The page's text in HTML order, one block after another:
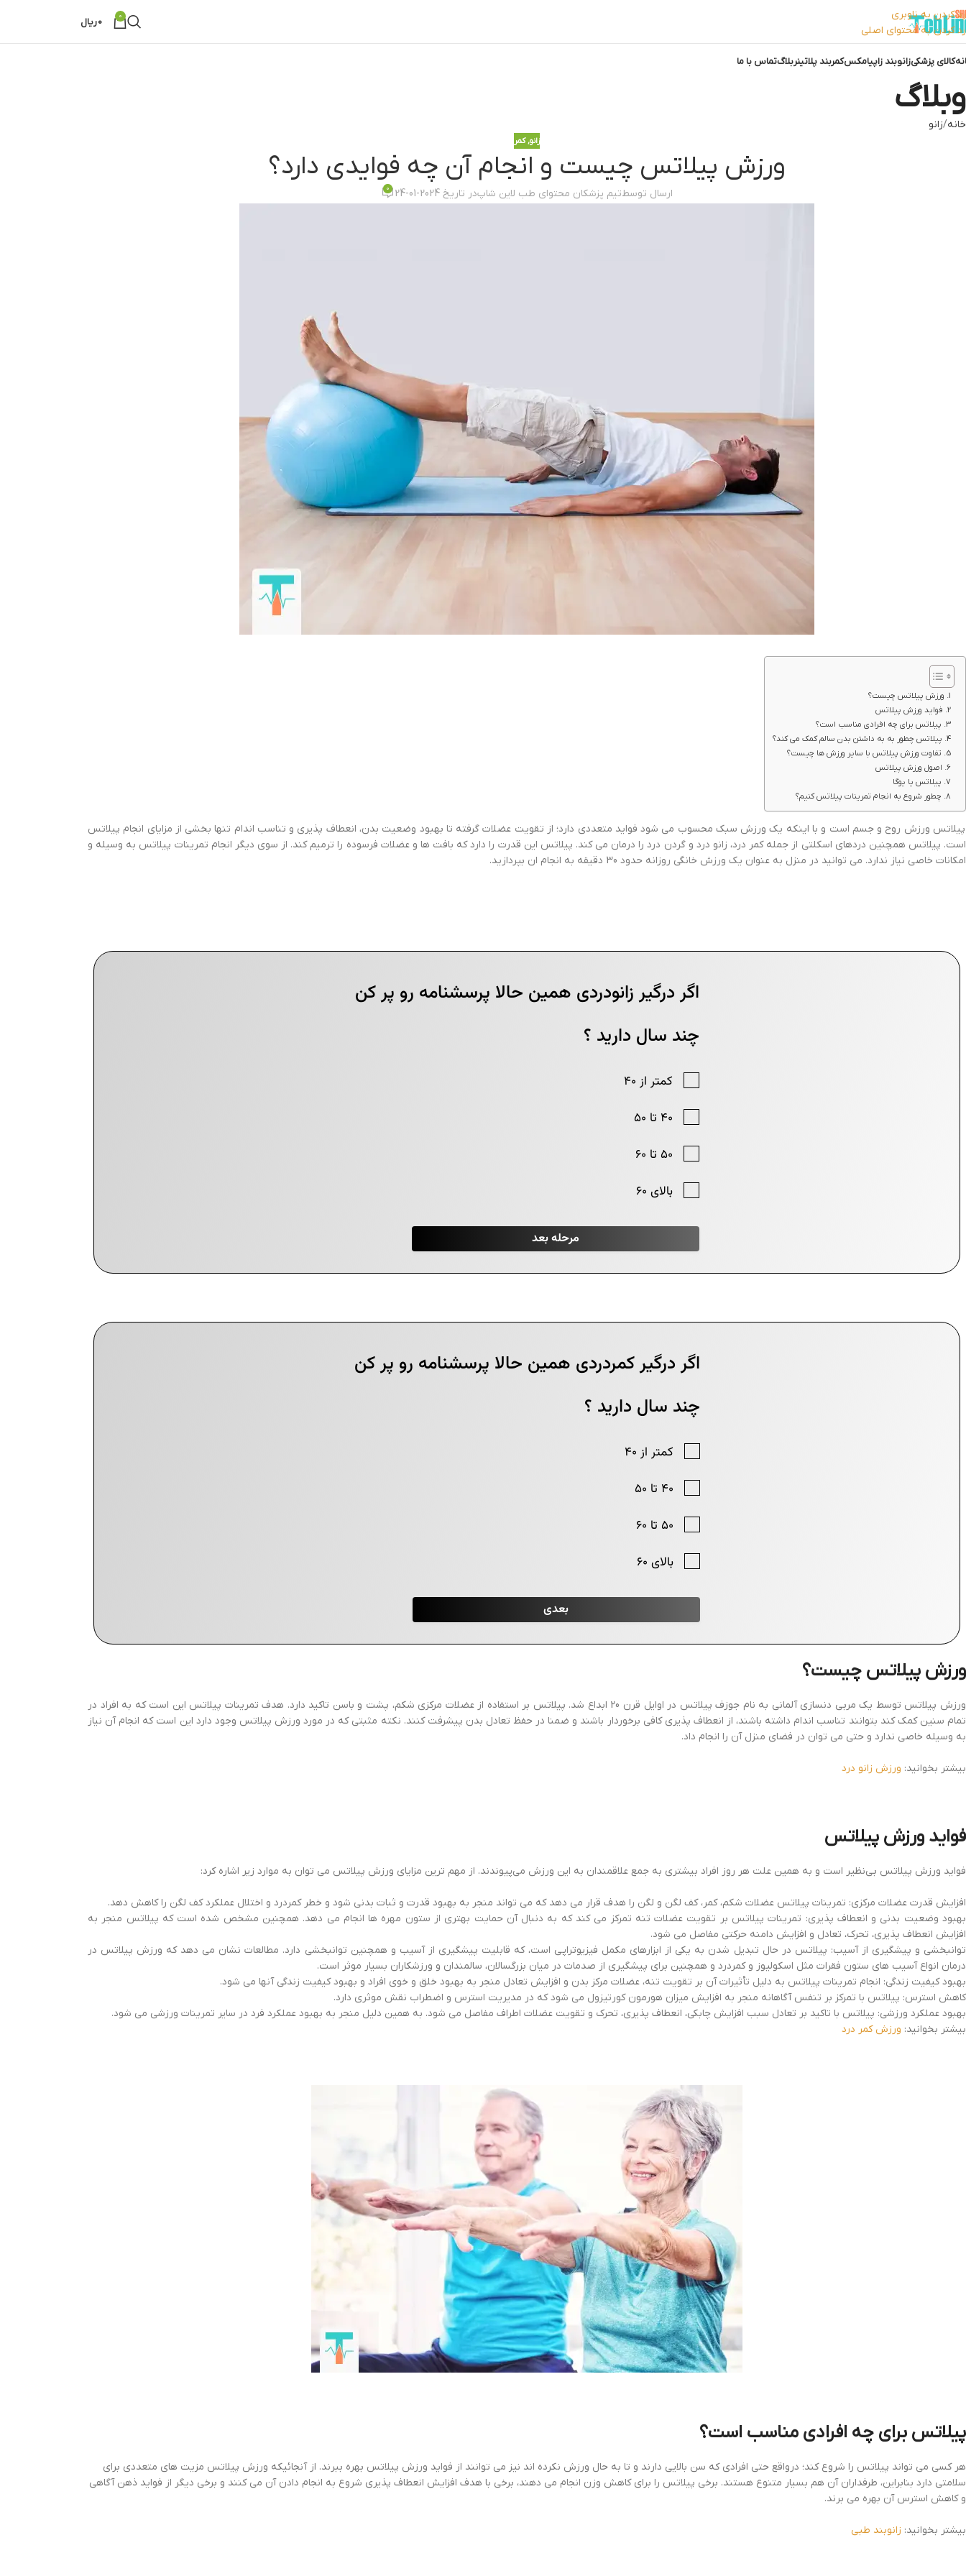
رد کردن به ناوبری
رد کردن به محتوای اصلی
0
0ریال
کالای پزشکیزانوبند زاپیامکسکمربند پلاتینربلاگتماس با ما
وبلاگ
خانه زانو
زانو,کمر
ورزش پیلاتس چیست و انجام آن چه فوایدی دارد؟
ارسال توسطتیم پزشکان محتوای طب لاین شاپدر تاریخ 2024-01-24 0
ورزش پیلاتس چیست؟
فواید ورزش پیلاتس
پیلاتس برای چه افرادی مناسب است؟
پیلاتس چطور به به داشتن بدن سالم کمک می کند؟
تفاوت ورزش پیلاتس با سایر ورزش ها چیست؟
اصول ورزش پیلاتس
پیلاتس یا یوگا
چطور شروع به انجام تمرینات پیلاتس کنیم؟
پیلاتس ورزش روح و جسم است و با اینکه یک ورزش سبک محسوب می شود فواید متعددی دارد؛ از تقویت عضلات گرفته تا بهبود وضعیت بدن، انعطاف پذیری و تناسب اندام تنها بخشی از مزایای انجام پیلاتس
است. پیلاتس همچنین دردهای اسکلتی از جمله کمر درد، زانو درد و گردن درد را درمان می کند. پیلاتس این قدرت را دارد که بافت ها و عضلات فرسوده را ترمیم کند. از سوی دیگر انجام تمرینات پیلاتس به وسیله و
امکانات خاصی نیاز ندارد. می توانید در منزل به عنوان یک ورزش خانگی روزانه حدود 30 دقیقه به انجام ان بپردازید.
ورزش پیلاتس چیست؟
ورزش پیلاتس توسط یک مربی دنسازی آلمانی به نام جوزف پیلاتس در اوایل قرن 20 ابداع شد. پیلاتس بر استفاده از عضلات مرکزی شکم، پشت و باسن تاکید دارد. هدف تمرینات پیلاتس این است که به افراد در
تمام سنین کمک کند بتوانند تناسب اندام داشته باشند، از انعطاف پذیری کافی برخوردار باشند و ضمنا در حفظ تعادل بدن پیشرفت کنند. نکته مثبتی که در مورد ورزش پیلاتس وجود دارد این است که انجام آن نیاز
به وسیله خاصی ندارد و حتی می توان در فضای منزل آن را انجام داد.
بیشتر بخوانید: ورزش زانو درد
فواید ورزش پیلاتس
فواید ورزش پیلاتس بی‌نظیر است و به همین علت هر روز افراد بیشتری به جمع علاقمندان به این ورزش می‌پیوندند. از مهم ترین مزایای ورزش پیلاتس می توان به موارد زیر اشاره کرد:
افزایش قدرت عضلات مرکزی: تمرینات پیلاتس عضلات شکم، کمر، کف لگن و لگن را هدف قرار می دهد که می تواند منجر به بهبود قدرت و ثبات بدنی شود و خطر کمردرد و اختلال عملکرد کف لگن را کاهش دهد.
بهبود وضعیت بدنی و انعطاف پذیری: تمرینات پیلاتس بر تقویت عضلات تنه تمرکز می کند که به دنبال آن حمایت بهتری از ستون مهره ها انجام می دهد. همچنین مشخص شده است که پیلاتس منجر به
افزایش انعطاف پذیری، تحرک، تعادل و افزایش دامنه حرکتی مفاصل می شود.
توانبخشی و پیشگیری از آسیب: پیلاتس در حال تبدیل شدن به یکی از ابزارهای مکمل فیزیوتراپی است، که قابلیت پیشگیری از آسیب و همچنین توانبخشی دارد. مطالعات نشان می دهد که ورزش پیلاتس در
درمان انواع آسیب های ستون فقرات مثل اسکولیوز و کمردرد و همچنین برای پیشگیری از صدمات در میان بزرگسالان، سالمندان و ورزشکاران بسیار موثر است.
بهبود کیفیت زندگی: انجام تمرینات پیلاتس به دلیل تأثیرات آن بر تقویت تنه، عضلات مرکز بدن و افزایش تعادل منجر به بهبود خلق و خوی افراد و بهبود کیفیت زندگی آنها می شود.
کاهش استرس: پیلاتس با تمرکز بر تنفس آگاهانه منجر به افزایش میزان هورمون کورتیزول می شود که در مدیریت استرس و اضطراب نقش موثری دارد.
بهبود عملکرد ورزشی: پیلاتس با تاکید بر تعادل سبب افزایش چابکی، انعطاف پذیری، تحرک و تقویت عضلات اطراف مفاصل می شود. به همین دلیل منجر به بهبود عملکرد فرد در سایر تمرینات ورزشی می شود.
بیشتر بخوانید: ورزش کمر درد
پیلاتس برای چه افرادی مناسب است؟
هر کسی می تواند پیلاتس را شروع کند؛ درواقع حتی افرادی که سن بالایی دارند و تا به حال ورزش نکرده اند نیز می توانند از فواید ورزش پیلاتس بهره ببرند. از آنجائیکه ورزش پیلاتس مزیت های متعددی برای
سلامتی دارد بنابراین، طرفداران آن هم بسیار متنوع هستند. برخی پیلاتس را برای کاهش وزن انجام می دهند، برخی با هدف افزایش انعطاف پذیری شروع به انجام دادن آن می کنند و برخی دیگر از فواید ذهن آگاهی
و کاهش استرس آن بهره می برند.
بیشتر بخوانید: زانوبند طبی